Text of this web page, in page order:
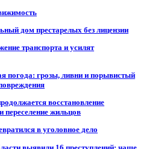
дом престарелых без лицензии
транспорта и усилят
погода: грозы, ливни и порывистый
восстановление
переселение жильцов
в уголовное дело